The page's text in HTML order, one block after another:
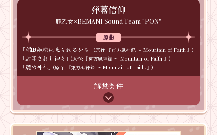
弾幕信仰
豚乙女×BEMANI Sound Team "PON"
稲田姫様に𠮟られるから 東方風神録 ～ Mountain of Faith.
封印されし神々 東方風神録 ～ Mountain of Faith.
麓の神社 東方風神録 ～ Mountain of Faith.
解禁条件